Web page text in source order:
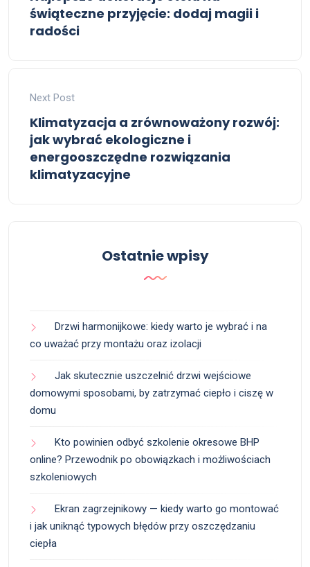
świąteczne przyjęcie: dodaj magii i
radości
Next Post
Klimatyzacja a zrównoważony rozwój:
jak wybrać ekologiczne i
energooszczędne rozwiązania
klimatyzacyjne
Ostatnie wpisy
Drzwi harmonijkowe: kiedy warto je wybrać i na
co uważać przy montażu oraz izolacji
Jak skutecznie uszczelnić drzwi wejściowe
domowymi sposobami, by zatrzymać ciepło i ciszę w
domu
Kto powinien odbyć szkolenie okresowe BHP
online? Przewodnik po obowiązkach i możliwościach
szkoleniowych
Ekran zagrzejnikowy — kiedy warto go montować
i jak uniknąć typowych błędów przy oszczędzaniu
ciepła